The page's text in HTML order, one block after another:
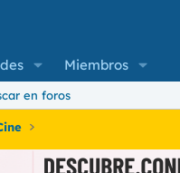
Miembros
en foros